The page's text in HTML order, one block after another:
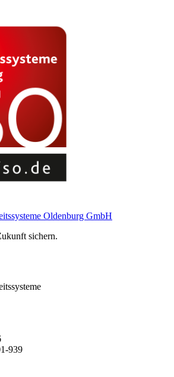
Oldenburg GmbH
sichern.
939